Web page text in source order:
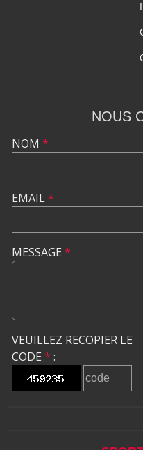
NOUS
NOM *
EMAIL*
MESSAGE *
VEUILLEZ RECOPIER LE
CODE * :